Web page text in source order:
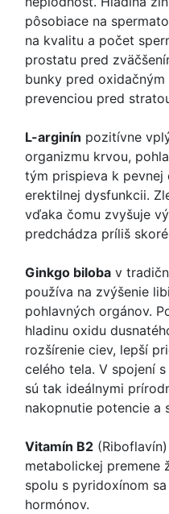
pôsobiace na
na kvalitu a počet
prostatu pred
bunky pred
prevenciou pred
L-arginín pozitívne
organizmu krvou,
tým prispieva k pevnej
erektilnej dysfunkcii.
vďaka čomu zvyšuje
predchádza príliš
Ginkgo biloba v
používa na zvýšenie
pohlavných orgánov.
hladinu oxidu
rozšírenie ciev, lepší
celého tela. V spojení
sú tak ideálnymi
nakopnutie potencie a
Vitamín B2
metabolickej premene
spolu s pyridoxínom
hormónov.